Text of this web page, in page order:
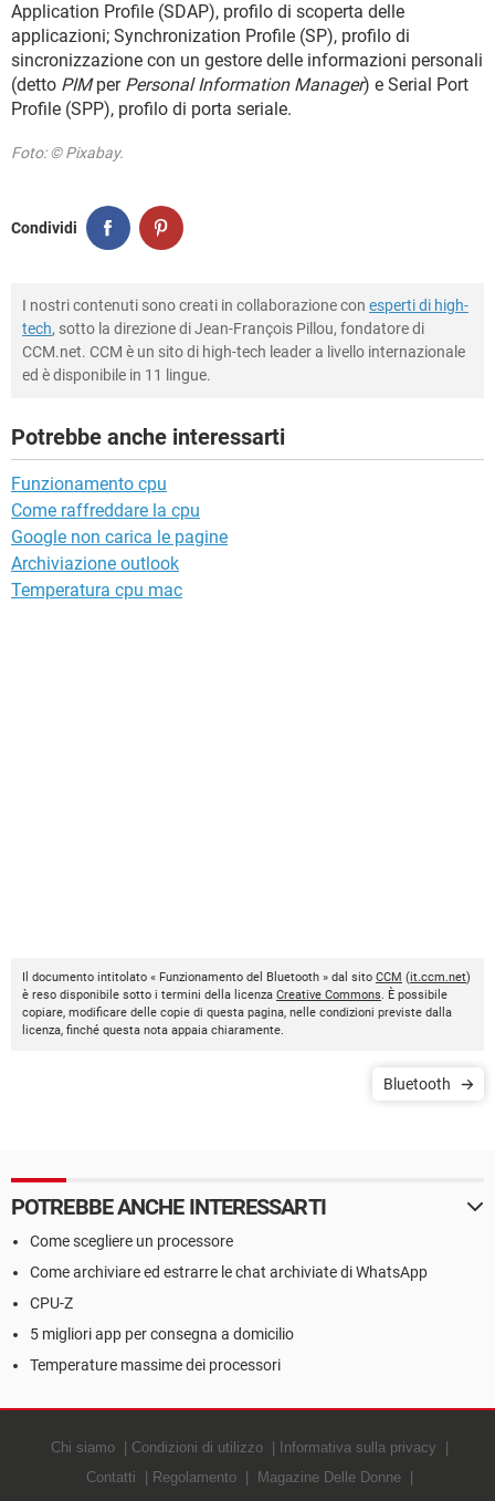
Application Profile (SDAP), profilo di scoperta delle
applicazioni; Synchronization Profile (SP), profilo di
sincronizzazione con un gestore delle informazioni personali
(detto PIMper Personal Information Manager) e Serial Port
Profile (SPP), profilo di porta seriale.
Foto: © Pixabay.
Condividi
I nostri contenuti sono creati in collaborazione con esperti di high-
tech, sotto la direzione di Jean-François Pillou, fondatore di
CCM.net. CCM è un sito di high-tech leader a livello internazionale
ed è disponibile in 11 lingue.
Potrebbe anche interessarti
Funzionamento cpu
Come raffreddare la cpu
Google non carica le pagine
Archiviazione outlook
Temperatura cpu mac
Il documento intitolato « Funzionamento del Bluetooth » dal sito CCM (it.ccm.net)
è reso disponibile sotto i termini della licenza Creative Commons. È possibile
copiare, modificare delle copie di questa pagina, nelle condizioni previste dalla
licenza, finché questa nota appaia chiaramente.
Bluetooth
POTREBBE ANCHE INTERESSARTI
Come scegliere un processore
Come archiviare ed estrarre le chat archiviate di WhatsApp
CPU-Z
5 migliori app per consegna a domicilio
Temperature massime dei processori
Chi siamo Condizioni di utilizzo
Informativa sulla privacy
Contatti
Regolamento
Magazine Delle Donne